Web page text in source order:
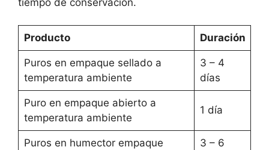
Producto Duración
Puros en empaque sellado a
temperatura ambiente
3 – 4
días
Puro en empaque abierto a
temperatura ambiente
1 día
Puros en humector empaque
3 – 6